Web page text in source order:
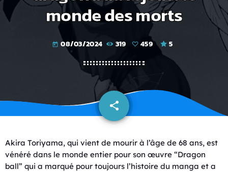
monde des morts
today 08/03/2024 319 459 5
share
email
Akira Toriyama, qui vient de mourir à l’âge de 68 ans, est
vénéré dans le monde entier pour son œuvre “Dragon
ball” qui a marqué pour toujours l’histoire du manga et a